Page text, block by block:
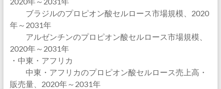
ブラジルのプロピオン酸セルロース市場規模、2020
年～2031年
アルゼンチンのプロピオン酸セルロース市場規模、
2020年～2031年
・中東・アフリカ
中東・アフリカのプロピオン酸セルロース売上高・
販売量、2020年～2031年